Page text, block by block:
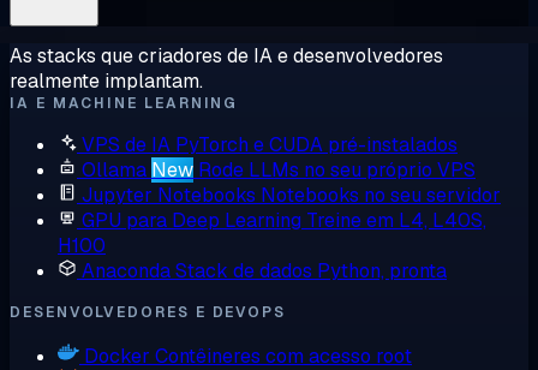
As stacks que criadores de IA e desenvolvedores
realmente implantam.
IA E MACHINE LEARNING
VPS de IA PyTorch e CUDA pré-instalados
Ollama New Rode LLMs no seu próprio VPS
Jupyter Notebooks Notebooks no seu servidor
GPU para Deep Learning Treine em L4, L40S,
H100
AnacondaStack de dados Python, pronta
DESENVOLVEDORES E DEVOPS
Docker Contêineres com acesso root